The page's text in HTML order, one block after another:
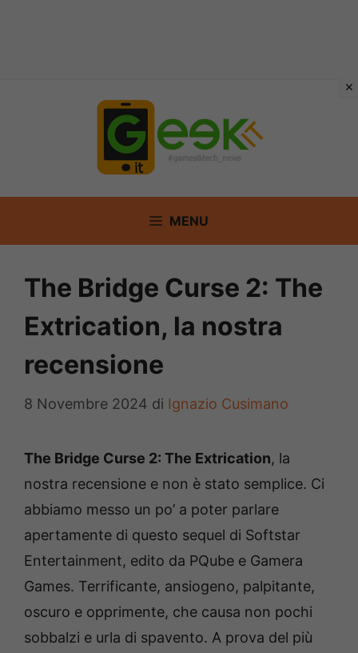
MENU
The Bridge Curse 2: The
Extrication, la nostra
recensione
8 Novembre 2024 di Ignazio Cusimano
The Bridge Curse 2: The Extrication, la
nostra recensione e non è stato semplice. Ci
abbiamo messo un po’ a poter parlare
apertamente di questo sequel di Softstar
Entertainment, edito da PQube e Gamera
Games. Terrificante, ansiogeno, palpitante,
oscuro e opprimente, che causa non pochi
sobbalzi e urla di spavento. A prova del più